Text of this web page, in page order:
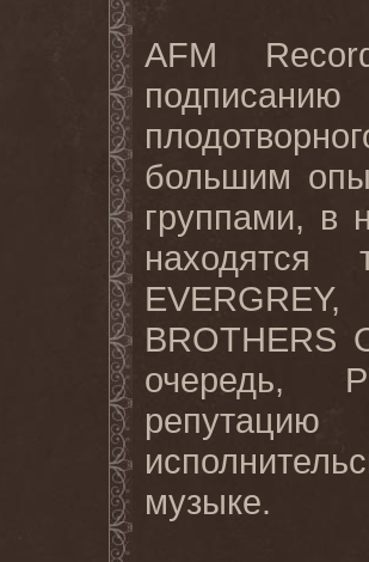
AFM
большим
группами, в
BROTHERS
очередь,
музыке.